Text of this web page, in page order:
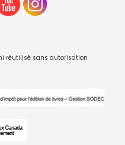
réutilisé sans autorisation